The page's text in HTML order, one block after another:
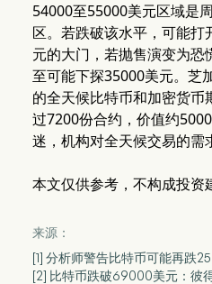
54000至55000美元区域是
区。若跌破该水平，可能打
元的大门，若抛售演变为恐
至可能下探35000美元。芝
的全天候比特币和加密货币
过7200份合约，价值约
迷，机构对全天候交易的需
本文仅供参考，不构成投资
来源：
[1] 分析师警告比特币可能再跌
[2] 比特币跌破69000美元：彼